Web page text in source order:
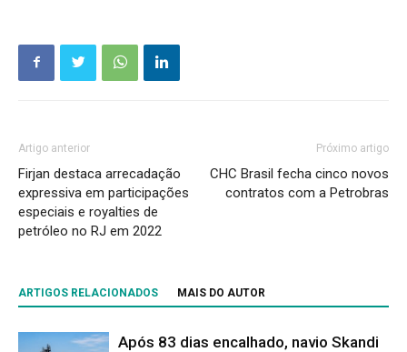
Artigo anterior
Firjan destaca arrecadação
expressiva em participações
especiais e royalties de
petróleo no RJ em 2022
Próximo artigo
CHC Brasil fecha cinco novos
contratos com a Petrobras
ARTIGOS RELACIONADOS MAIS DO AUTOR
Após 83 dias encalhado, navio Skandi